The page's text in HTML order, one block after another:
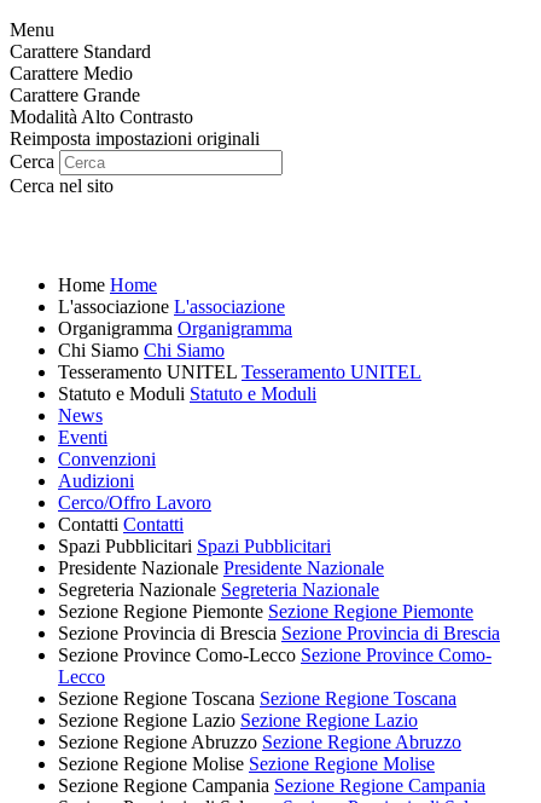
Menu
Carattere Standard
Carattere Medio
Carattere Grande
Modalità Alto Contrasto
Reimposta impostazioni originali
Cerca
Cerca nel sito
Home Home
L'associazione L'associazione
Organigramma Organigramma
Chi Siamo Chi Siamo
Tesseramento UNITEL Tesseramento UNITEL
Statuto e Moduli Statuto e Moduli
News
Eventi
Convenzioni
Audizioni
Cerco/Offro Lavoro
Contatti Contatti
Spazi Pubblicitari Spazi Pubblicitari
Presidente Nazionale Presidente Nazionale
Segreteria Nazionale Segreteria Nazionale
Sezione Regione Piemonte Sezione Regione Piemonte
Sezione Provincia di Brescia Sezione Provincia di Brescia
Sezione Province Como-Lecco Sezione Province Como-
Lecco
Sezione Regione Toscana Sezione Regione Toscana
Sezione Regione Lazio Sezione Regione Lazio
Sezione Regione Abruzzo Sezione Regione Abruzzo
Sezione Regione Molise Sezione Regione Molise
Sezione Regione Campania Sezione Regione Campania